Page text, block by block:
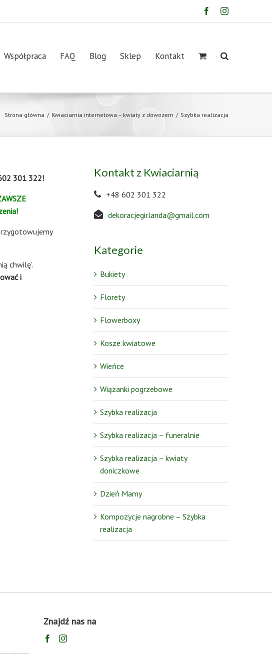
FacebookInstagram
Współpraca FAQ Blog Sklep Kontakt
Strona główna / Kwiaciarnia internetowa – kwiaty z dowozem / Szybka realizacja
301 322!
chwilę’.
i
Kontakt z Kwiaciarnią
+48 602 301 322
dekoracjegirlanda@gmail.com
Kategorie
Bukiety
Florety
Flowerboxy
Kosze kwiatowe
Wieńce
Wiązanki pogrzebowe
Szybka realizacja
Szybka realizacja – funeralnie
Szybka realizacja – kwiaty
doniczkowe
Dzień Mamy
Kompozycje nagrobne – Szybka
realizacja
Znajdź nas na